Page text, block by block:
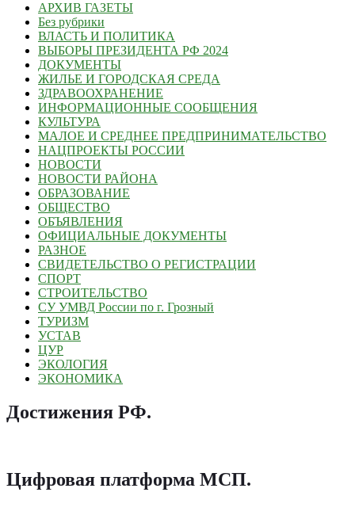
АРХИВ ГАЗЕТЫ
Без рубрики
ВЛАСТЬ И ПОЛИТИКА
ВЫБОРЫ ПРЕЗИДЕНТА РФ 2024
ДОКУМЕНТЫ
ЖИЛЬЕ И ГОРОДСКАЯ СРЕДА
ЗДРАВООХРАНЕНИЕ
ИНФОРМАЦИОННЫЕ СООБЩЕНИЯ
КУЛЬТУРА
МАЛОЕ И СРЕДНЕЕ ПРЕДПРИНИМАТЕЛЬСТВО
НАЦПРОЕКТЫ РОССИИ
НОВОСТИ
НОВОСТИ РАЙОНА
ОБРАЗОВАНИЕ
ОБЩЕСТВО
ОБЪЯВЛЕНИЯ
ОФИЦИАЛЬНЫЕ ДОКУМЕНТЫ
РАЗНОЕ
СВИДЕТЕЛЬСТВО О РЕГИСТРАЦИИ
СПОРТ
СТРОИТЕЛЬСТВО
СУ УМВД России по г. Грозный
ТУРИЗМ
УСТАВ
ЦУР
ЭКОЛОГИЯ
ЭКОНОМИКА
Достижения РФ.
Цифровая платформа МСП.